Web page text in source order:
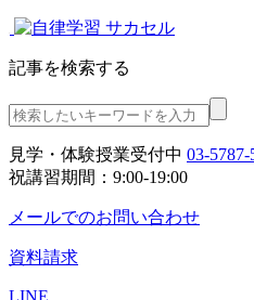
記事を検索する
見学・体験授業受付中 03-5787-
祝講習期間：9:00-19:00
メールでのお問い合わせ
資料請求
LINE